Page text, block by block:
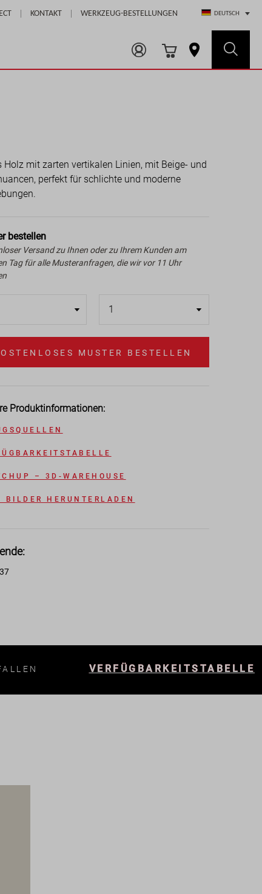
KONTAKT WERKZEUG-BESTELLUNGEN
Select Store
DEUTSCH
Holz mit zarten vertikalen Linien, mit Beige- und
perfekt für schlichte und moderne
bestellen
Versand zu Ihnen oder zu Ihrem Kunden am
Tag für alle Musteranfragen, die wir vor 11 Uhr
MUSTER BESTELLEN
Produktinformationen:
– 3D-WAREHOUSE
BILDER HERUNTERLADEN
VERFÜGBARKEITSTABELLE